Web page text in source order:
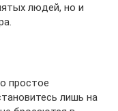
людей, но и
простое
лишь на